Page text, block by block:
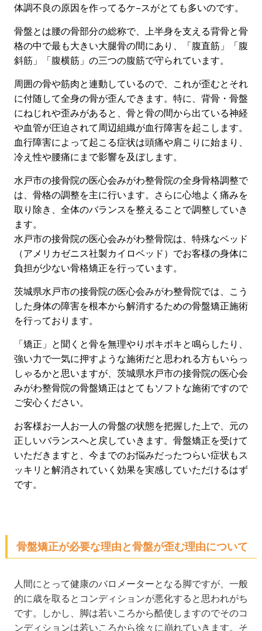
体調不良の原因を作ってるケ−スがとても多いのです。
骨盤とは腰の骨部分の総称で、上半身を支える背骨と骨
格の中で最も大きい大腿骨の間にあり、「腹直筋」「腹
斜筋」「腹横筋」の三つの腹筋で守られています。
周囲の骨や筋肉と連動しているので、これが歪むとそれ
に付随して全身の骨が歪んできます。特に、背骨・骨盤
にねじれや歪みがあると、骨と骨の間から出ている神経
や血管が圧迫されて周辺組織が血行障害を起こします。
血行障害によって起こる症状は頭痛や肩こりに始まり、
冷え性や腰痛にまで影響を及ぼします。
水戸市の接骨院の医心会みがわ整骨院の全身骨格調整で
は、骨格の調整を主に行います。さらに心地よく痛みを
取り除き、全体のバランスを整えることで調整していき
ます。
水戸市の接骨院の医心会みがわ整骨院は、特殊なベッド
（アメリカゼニス社製カイロベッド）でお客様の身体に
負担が少ない骨格矯正を行っています。
茨城県水戸市の接骨院の医心会みがわ整骨院では、こう
した身体の障害を根本から解消するための骨盤矯正施術
を行っております。
「矯正」と聞くと骨を無理やりボキボキと鳴らしたり、
強い力で一気に押すような施術だと思われる方もいらっ
しゃるかと思いますが、茨城県水戸市の接骨院の医心会
みがわ整骨院の骨盤矯正はとてもソフトな施術ですので
ご安心ください。
お客様お一人お一人の骨盤の状態を把握した上で、元の
正しいバランスへと戻していきます。骨盤矯正を受けて
いただきますと、今までのお悩みだったつらい症状もス
ッキリと解消されていく効果を実感していただけるはず
です。
骨盤矯正が必要な理由と骨盤が歪む理由について
人間にとって健康のバロメーターとなる脚ですが、一般
的に歳を取るとコンディションが悪化すると思われがち
です。しかし、脚は若いころから酷使しますのでそのコ
ンディションは若いころから徐々に崩れていきます。そ